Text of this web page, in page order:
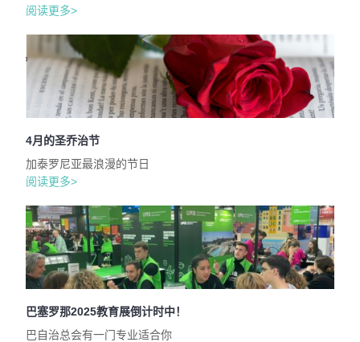
阅读更多>
4月的圣乔治节
加泰罗尼亚最浪漫的节日
阅读更多>
巴塞罗那2025教育展倒计时中！
巴自治总会有一门专业适合你